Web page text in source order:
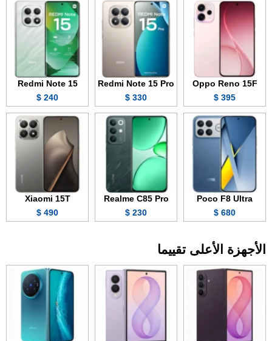
Oppo Reno 15F
395 $
Redmi Note 15 Pro
330 $
Redmi Note 15
240 $
Poco F8 Ultra
680 $
Realme C85 Pro
230 $
Xiaomi 15T
490 $
الأجهزة الأعلى تقييما